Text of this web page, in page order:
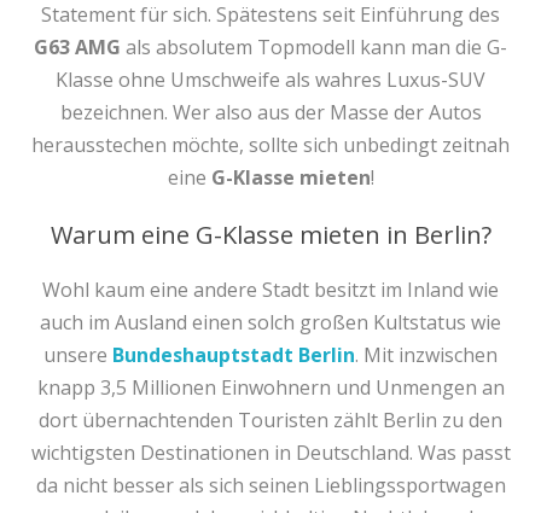
Statement für sich. Spätestens seit Einführung des
G63 AMG als absolutem Topmodell kann man die G-
Klasse ohne Umschweife als wahres Luxus-SUV
bezeichnen. Wer also aus der Masse der Autos
herausstechen möchte, sollte sich unbedingt zeitnah
eine G-Klasse mieten!
Warum eine G-Klasse mieten in Berlin?
Wohl kaum eine andere Stadt besitzt im Inland wie
auch im Ausland einen solch großen Kultstatus wie
unsere Bundeshauptstadt Berlin. Mit inzwischen
knapp 3,5 Millionen Einwohnern und Unmengen an
dort übernachtenden Touristen zählt Berlin zu den
wichtigsten Destinationen in Deutschland. Was passt
da nicht besser als sich seinen Lieblingssportwagen